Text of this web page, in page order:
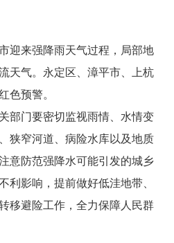
来强降雨天气过程，局部地
天气。永定区、漳平市、上杭
色预警。
门要密切监视雨情、水情变
狭窄河道、病险水库以及地质
意防范强降水可能引发的城乡
利影响，提前做好低洼地带、
移避险工作，全力保障人民群